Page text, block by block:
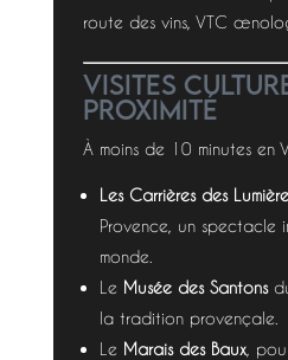
route des vins, VTC
Visites
proximité
À moins de 10 minutes en
Les Carrières des
Provence, un spectacle
monde.
Le Musée des Santons
la tradition provençale.
Le Marais des Baux,